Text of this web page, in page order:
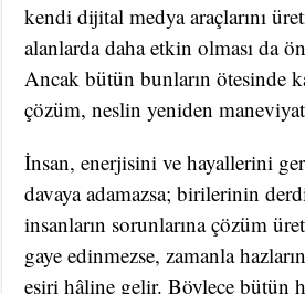
kendi dijital medya araçlarını
alanlarda daha etkin olması da
Ancak bütün bunların ötesinde
çözüm, neslin yeniden
İnsan, enerjisini ve hayallerini
davaya adamazsa; birilerinin
insanların sorunlarına çözüm
gaye edinmezse, zamanla
esiri hâline gelir. Böylece bütün